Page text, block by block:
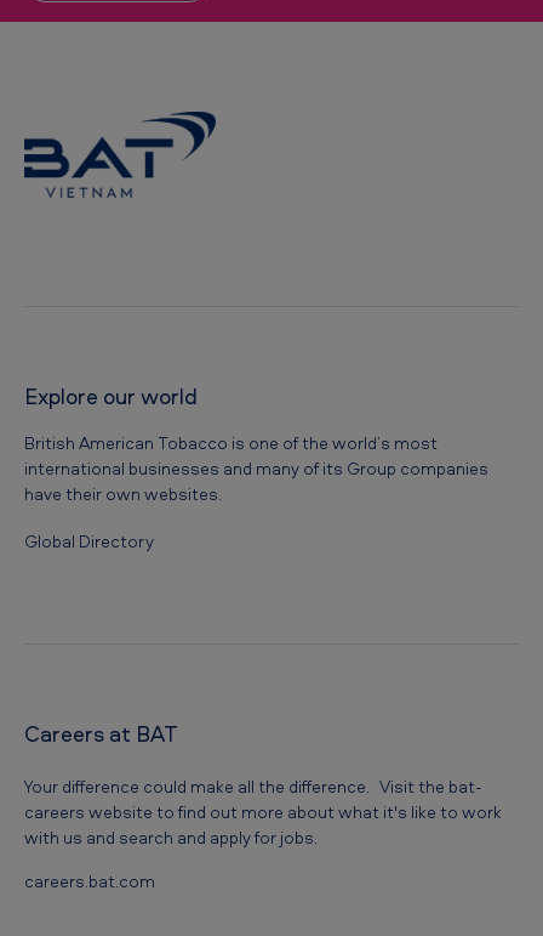
Explore our world
British American Tobacco is one of the world’s most
international businesses and many of its Group companies
have their own websites.
Global Directory
Careers at BAT
Your difference could make all the difference. Visit the bat-
careers website to find out more about what it's like to work
with us and search and apply for jobs.
careers.bat.com